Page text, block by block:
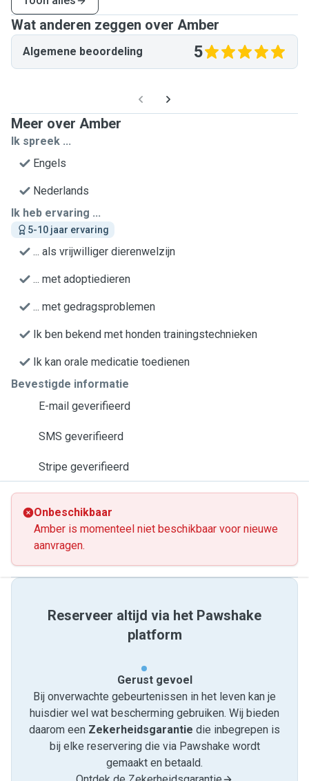
Wat anderen zeggen over Amber
Algemene beoordeling 5
Meer over Amber
Ik spreek ...
Engels
Nederlands
Ik heb ervaring ...
5-10 jaar ervaring
... als vrijwilliger dierenwelzijn
... met adoptiedieren
... met gedragsproblemen
Ik ben bekend met honden trainingstechnieken
Ik kan orale medicatie toedienen
Bevestigde informatie
E-mail geverifieerd
SMS geverifieerd
Stripe geverifieerd
Onbeschikbaar
Amber is momenteel niet beschikbaar voor nieuwe
aanvragen.
Reserveer altijd via het Pawshake
platform
Gerust gevoel
Bij onverwachte gebeurtenissen in het leven kan je
huisdier wel wat bescherming gebruiken. Wij bieden
daarom een Zekerheidsgarantie die inbegrepen is
bij elke reservering die via Pawshake wordt
gemaakt en betaald.